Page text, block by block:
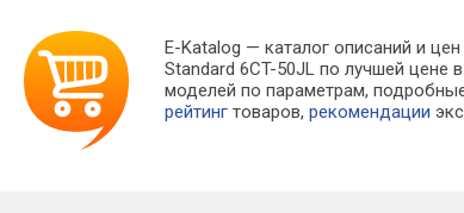
E-Katalog — каталог описаний и
Standard 6CT-50JL по лучшей
моделей по параметрам,
рейтинг товаров,рекомендации